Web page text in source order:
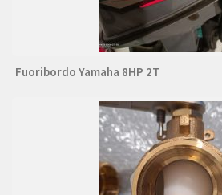
Fuoribordo Yamaha 8HP 2T